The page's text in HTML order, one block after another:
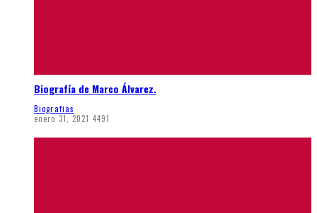
Biografía de Marco Álvarez.
Biografias
enero 31, 2021 4491